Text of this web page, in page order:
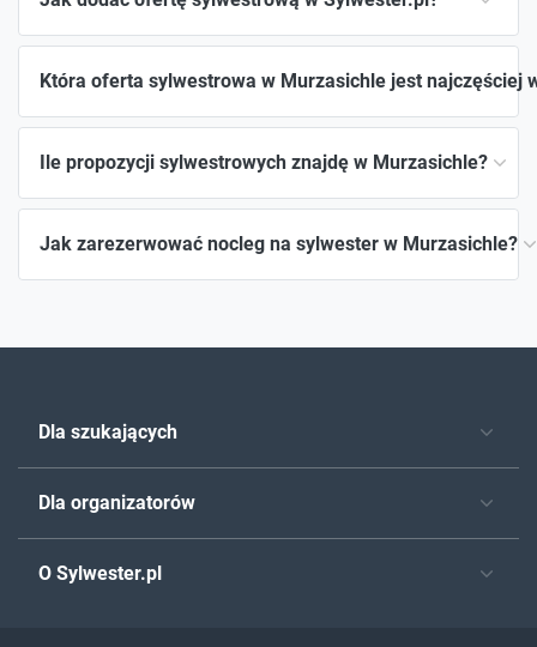
Która oferta sylwestrowa w Murzasichle jest najczęściej
Ile propozycji sylwestrowych znajdę w Murzasichle?
Jak zarezerwować nocleg na sylwester w Murzasichle?
Dla szukających
Dla organizatorów
O Sylwester.pl